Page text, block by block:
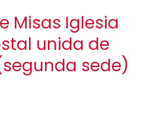
Misas Iglesia
unida de
sede)